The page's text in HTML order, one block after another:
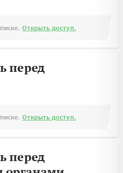
Открыть доступ.
перед
Открыть доступ.
перед